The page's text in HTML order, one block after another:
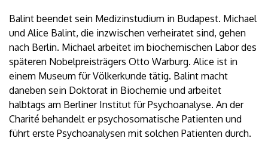
Balint beendet sein Medizinstudium in Budapest. Michael
und Alice Balint, die inzwischen verheiratet sind, gehen
nach Berlin. Michael arbeitet im biochemischen Labor des
späteren Nobelpreisträgers Otto Warburg. Alice ist in
einem Museum für Völkerkunde tätig. Balint macht
daneben sein Doktorat in Biochemie und arbeitet
halbtags am Berliner Institut für Psychoanalyse. An der
Charité behandelt er psychosomatische Patienten und
führt erste Psychoanalysen mit solchen Patienten durch.